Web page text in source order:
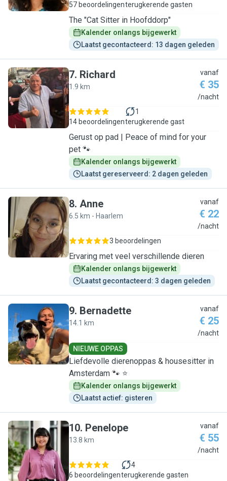
57 beoordelingenterugkerende gasten
The "Cat Sitter in Hoofddorp"
Kalender onlangs bijgewerkt
Laatst gecontacteerd: 13 dagen geleden
R
7. Richard
1.9 km
vanaf
€ 35
/nacht
14 beoordelingen
1
terugkerende gast
Gerust op pad | Peace of mind for your
pet 🐾
Kalender onlangs bijgewerkt
Laatst gereserveerd: 2 dagen geleden
A
8. Anne
6.5 km - Haarlem
vanaf
€ 22
/nacht
3 beoordelingen
Ervaring met veel verschillende dieren
Kalender onlangs bijgewerkt
Laatst gecontacteerd: 3 dagen geleden
B
9. Bernadette
14.1 km
vanaf
€ 25
/nacht
NIEUWE OPPAS
Liefdevolle dierenoppas & housesitter in
Amsterdam 🐾 ⭐
Kalender onlangs bijgewerkt
Laatst actief: gisteren
P
10. Penelope
13.8 km
vanaf
€ 55
/nacht
6 beoordelingen
4
terugkerende gasten